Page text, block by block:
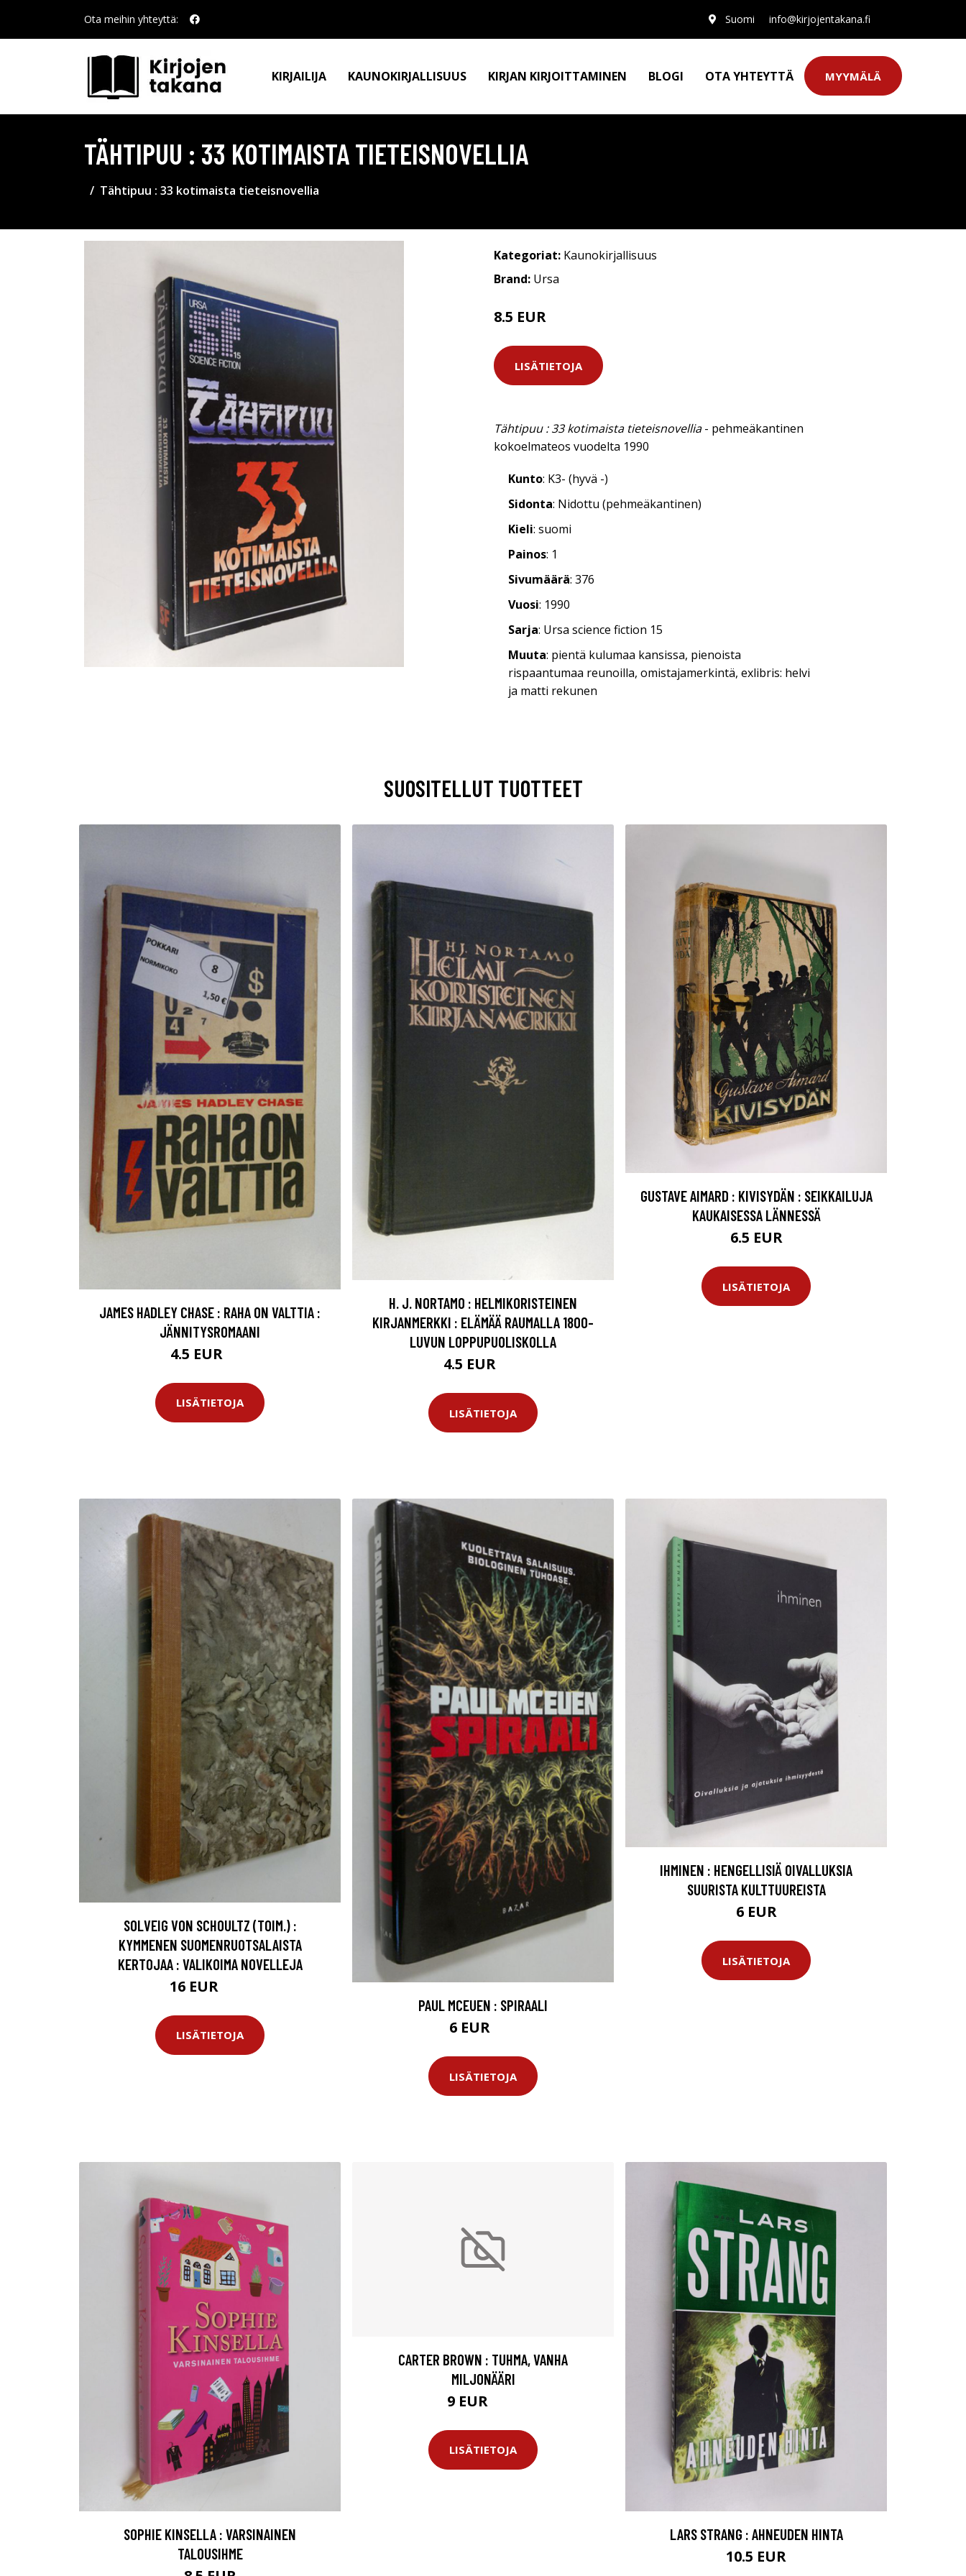
Ota meihin yhteyttä: Suomi info@kirjojentakana.fi
KIRJAILIJA KAUNOKIRJALLISUUS KIRJAN KIRJOITTAMINEN BLOGI OTA YHTEYTTÄ MYYMÄLÄ
TÄHTIPUU : 33 KOTIMAISTA TIETEISNOVELLIA
Tähtipuu : 33 kotimaista tieteisnovellia
Kategoriat: Kaunokirjallisuus
Brand: Ursa
8.5 EUR
LISÄTIETOJA
Tähtipuu : 33 kotimaista tieteisnovellia- pehmeäkantinen
kokoelmateos vuodelta 1990
Kunto: K3- (hyvä -)
Sidonta: Nidottu (pehmeäkantinen)
Kieli: suomi
Painos: 1
Sivumäärä: 376
Vuosi: 1990
Sarja: Ursa science fiction 15
Muuta: pientä kulumaa kansissa, pienoista
rispaantumaa reunoilla, omistajamerkintä, exlibris: helvi
ja matti rekunen
SUOSITELLUT TUOTTEET
JAMES HADLEY CHASE : RAHA ON VALTTIA :
JÄNNITYSROMAANI
4.5 EUR
LISÄTIETOJA
H. J. NORTAMO : HELMIKORISTEINEN
KIRJANMERKKI : ELÄMÄÄ RAUMALLA 1800-
LUVUN LOPPUPUOLISKOLLA
4.5 EUR
LISÄTIETOJA
GUSTAVE AIMARD : KIVISYDÄN : SEIKKAILUJA
KAUKAISESSA LÄNNESSÄ
6.5 EUR
LISÄTIETOJA
SOLVEIG VON SCHOULTZ (TOIM.) :
KYMMENEN SUOMENRUOTSALAISTA
KERTOJAA : VALIKOIMA NOVELLEJA
16 EUR
LISÄTIETOJA
PAUL MCEUEN : SPIRAALI
6 EUR
LISÄTIETOJA
IHMINEN : HENGELLISIÄ OIVALLUKSIA
SUURISTA KULTTUUREISTA
6 EUR
LISÄTIETOJA
SOPHIE KINSELLA : VARSINAINEN
TALOUSIHME
CARTER BROWN : TUHMA, VANHA
MILJONÄÄRI
9 EUR
LISÄTIETOJA
LARS STRANG : AHNEUDEN HINTA
10.5 EUR